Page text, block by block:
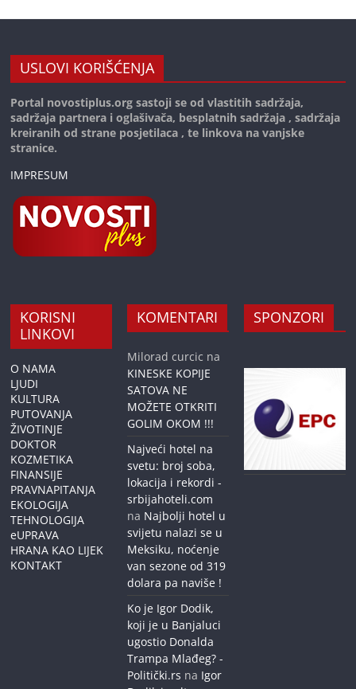
USLOVI KORIŠĆENJA
Portal novostiplus.org sastoji se od vlastitih sadržaja,
sadržaja partnera i oglašivača, besplatnih sadržaja , sadržaja
kreiranih od strane posjetilaca , te linkova na vanjske
stranice.
IMPRESUM
KORISNI
LINKOVI
O NAMA
LJUDI
KULTURA
PUTOVANJA
ŽIVOTINJE
DOKTOR
KOZMETIKA
FINANSIJE
PRAVNAPITANJA
EKOLOGIJA
TEHNOLOGIJA
eUPRAVA
HRANA KAO LIJEK
KONTAKT
KOMENTARI
Milorad curcic na
KINESKE KOPIJE
SATOVA NE
MOŽETE OTKRITI
GOLIM OKOM !!!
Najveći hotel na
svetu: broj soba,
lokacija i rekordi -
srbijahoteli.com
na Najbolji hotel u
svijetu nalazi se u
Meksiku, noćenje
van sezone od 319
dolara pa naviše !
Ko je Igor Dodik,
koji je u Banjaluci
ugostio Donalda
Trampa Mlađeg? -
Politički.rs na Igor
SPONZORI